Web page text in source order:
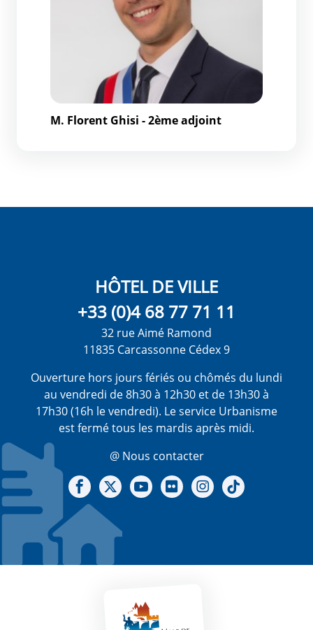
M. Florent Ghisi - 2ème adjoint
HÔTEL DE VILLE
+33 (0)4 68 77 71 11
32 rue Aimé Ramond
11835 Carcassonne Cédex 9
Ouverture hors jours fériés ou chômés du lundi
au vendredi de 8h30 à 12h30 et de 13h30 à
17h30 (16h le vendredi). Le service Urbanisme
est fermé tous les mardis après midi.
@ Nous contacter
Notre Facebook
Notre X - (twitter)
Notre chaine Youtube
Notre Gallerie sur Flickr
Notre Instagram